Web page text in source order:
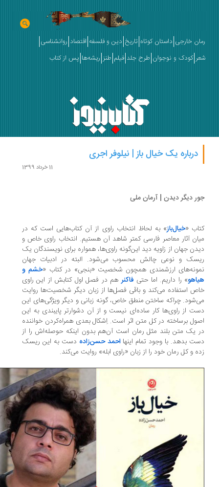
خارجی داستان کوتاه تاریخ دین و فلسفه اقتصاد روانشناسی
کودک و نوجوان طرح جلد فیلم طنز ریشه‌ها پس از کتاب
درباره یک خیال باز | نیلوفر اجری
دیگر دیدن | آرمان ملی
«خیال‌باز» به لحاظ انتخاب راوی از آن کتاب‌هایی است که در
آثار معاصر فارسی کمتر شاهد آن هستیم. انتخاب راوی خاص و
جهان از زاویه دید این‌گونه راوی‌ها، همواره برای نویسندگان یک
و نوعی چالش محسوب می‌شود. البته در ادبیات جهان
ارزشمندی همچون شخصیت «بنجی» در کتاب «خشم‌‌ و
» را داریم. اما حتیفاکنرهم در فصل اول کتابش از این راوی
استفاده می‌کند و باقی فصل‌ها از زبان دیگر شخصیت‌ها روایت
چراکه ساختن منطق خاص، گونه‌ زبانی و دیگر ویژگی‌های این
از راوی‌ها کار ساده‌ای نیست و از آن دشوارتر پایبندی به این
برساخته در کل متن اثر است. اِشکال بعدی همراه‌کردن خواننده
یک متن بلند مثل رمان است آن‌‌هم بدون اینکه حوصله‌‌اش را از
بدهد. با وجود تمام اینهااحمد حسن‌زادهدست به این ریسک
و کل رمان خود را از زبان «راوی ابله» روایت می‌کند.